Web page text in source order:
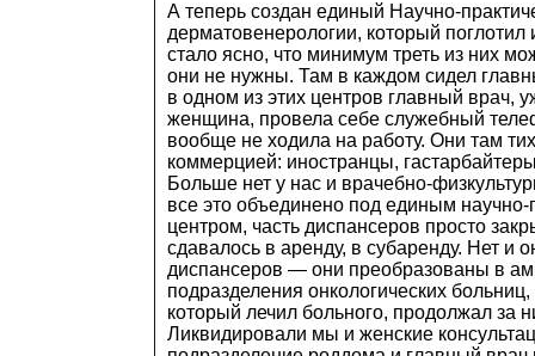
А теперь создан единый Научно-
дерматовенерологии, который поглотил
стало ясно, что минимум треть из них
они не нужны. Там в каждом сидел
в одном из этих центров главный врач,
женщина, провела себе служебный
вообще не ходила на работу. Они там
коммерцией: иностранцы,
Больше нет у нас и врачебно-
все это объединено под единым научно-
центром, часть диспансеров просто
сдавалось в аренду, в субаренду. Нет и
диспансеров — они преобразованы в
подразделения онкологических
который лечил больного, продолжал за
Ликвидировали мы и женские